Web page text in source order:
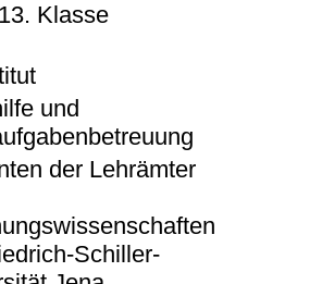
Klasse
und
der Lehrämter
Schiller-